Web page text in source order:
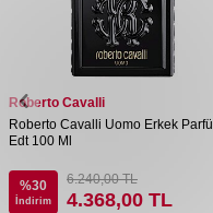
Roberto Cavalli
Roberto Cavalli Uomo Erkek
Edt 100 Ml
%30
İndirim
6.240,00TL
4.368,00 TL